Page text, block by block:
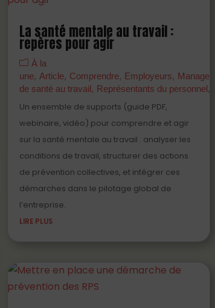
La santé mentale au travail :
repères pour agir
À la
une
Article Comprendre Employeurs Managers
de santé au travail
Représentants du personnel
Un ensemble de supports (guide PDF,
webinaire, vidéo) pour comprendre et agir
sur la santé mentale au travail : analyser les
conditions de travail, structurer des actions
de prévention collectives, et intégrer ces
démarches dans le pilotage global de
l’entreprise.
LIRE PLUS